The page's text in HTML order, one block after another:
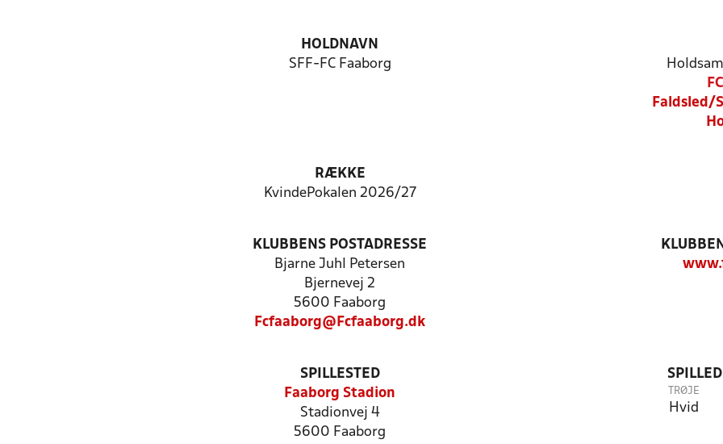
HOLDNAVN
SFF-FC Faaborg
Faldsled/
RÆKKE
KvindePokalen 2026/27
KLUBBENS POSTADRESSE
Bjarne Juhl Petersen
Bjernevej 2
5600 Faaborg
Fcfaaborg@Fcfaaborg.dk
SPILLESTED
Faaborg Stadion
Stadionvej 4
5600 Faaborg
TRØJE
Hvid